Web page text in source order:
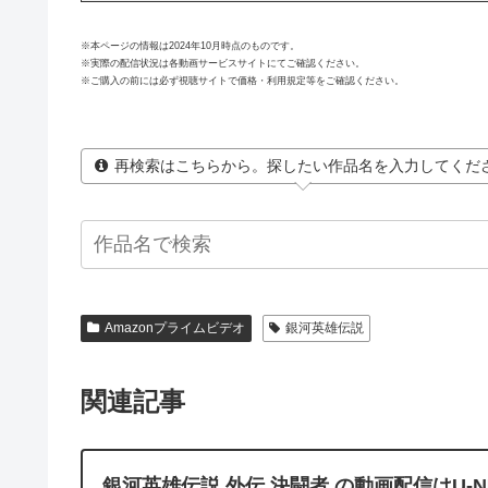
※本ページの情報は2024年10月時点のものです。
※実際の配信状況は各動画サービスサイトにてご確認ください。
※ご購入の前には必ず視聴サイトで価格・利用規定等をご確認ください。
再検索はこちらから。探したい作品名を入力してくだ
Amazonプライムビデオ 銀河英雄伝説
関連記事